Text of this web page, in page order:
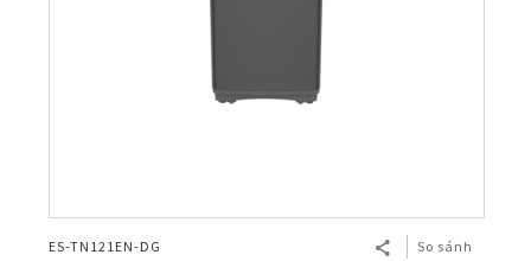
ES-TN121EN-DG So sánh